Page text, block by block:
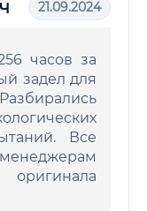
21.09.2024
часов за
задел для
Все